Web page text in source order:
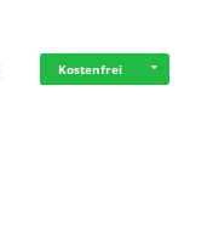
Kostenfrei